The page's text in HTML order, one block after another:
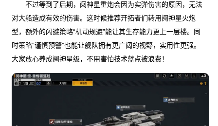
不过等到了后期，阋神星重炮会因为实弹伤害的原因，无法
对大船造成有效的伤害。这时候推荐开拓者们转用阋神星火炮
型，额外的闪避策略“机动规避”能让其生存能力更上一层楼。同
时策略“谨慎预警”也能让舰队拥有更广阔的视野，实用性更强。
大家放心养成阋神星级，不用害怕技术蓝点被浪费！